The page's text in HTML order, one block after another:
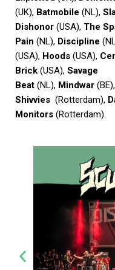
(UK), Batmobile (NL),
Dishonor (USA), The
Pain (NL), Discipline
(USA), Hoods (USA),
Brick (USA), Savage
Beat (NL), Mindwar (BE),
Shivvies (Rotterdam),
Monitors (Rotterdam).